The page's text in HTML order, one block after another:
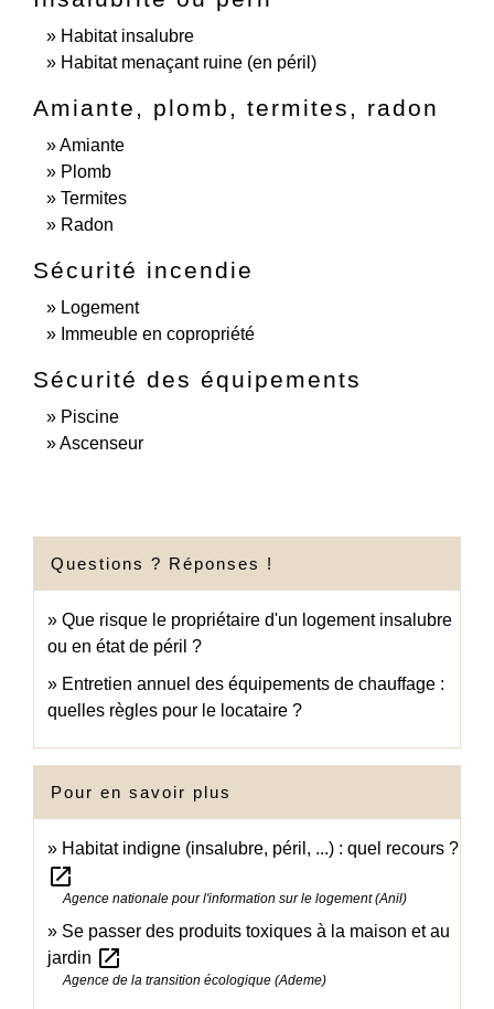
Habitat insalubre
Habitat menaçant ruine (en péril)
Amiante, plomb, termites, radon
Amiante
Plomb
Termites
Radon
Sécurité incendie
Logement
Immeuble en copropriété
Sécurité des équipements
Piscine
Ascenseur
Questions ? Réponses !
Que risque le propriétaire d'un logement insalubre
ou en état de péril ?
Entretien annuel des équipements de chauffage :
quelles règles pour le locataire ?
Pour en savoir plus
Habitat indigne (insalubre, péril, ...) : quel recours ?
open_in_new
Agence nationale pour l'information sur le logement (Anil)
Se passer des produits toxiques à la maison et au
jardin open_in_new
Agence de la transition écologique (Ademe)